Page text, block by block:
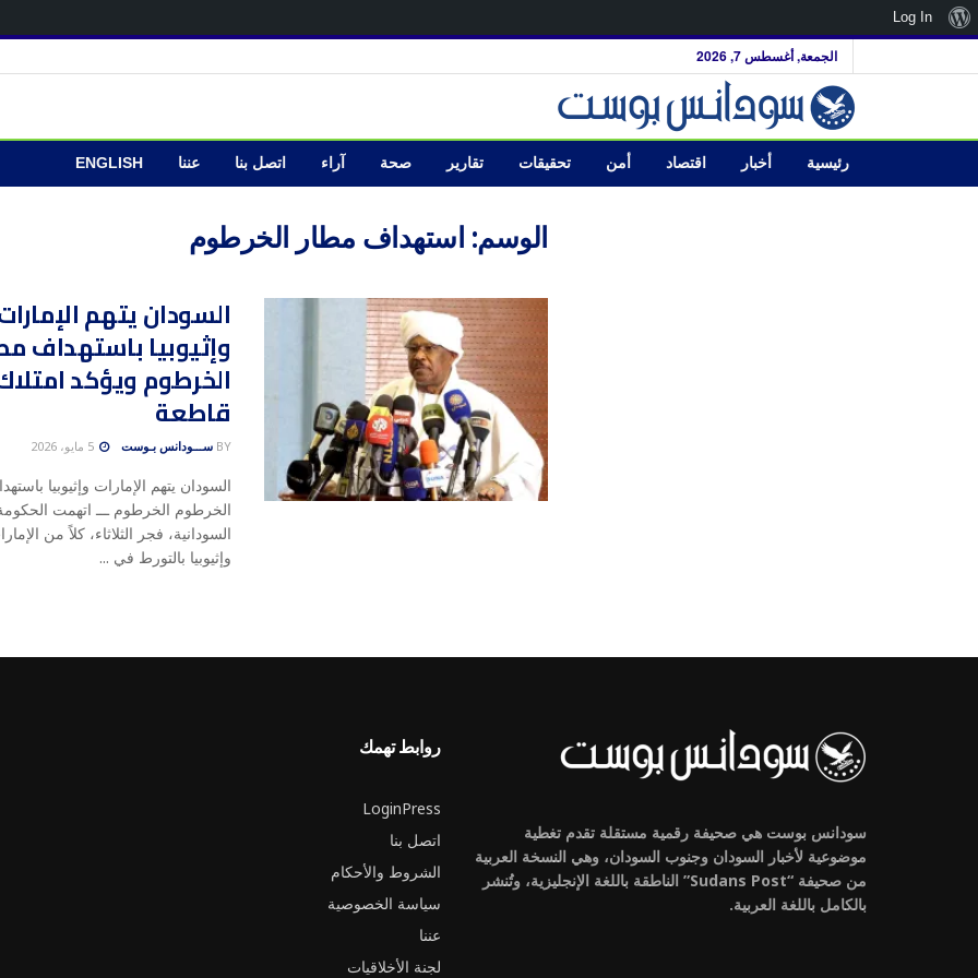
الجمعة, أغسطس 7, 2026
رئيسية أخبار اقتصاد أمن تحقيقات تقارير صحة آراء اتصل بنا عننا ENGLISH
الوسم: استهداف مطار الخرطوم
السودان يتهم
وإثيوبيا باستهداف
الخرطوم ويؤكد
قاطعة
BY ســـودانس بـوست 5 مايو، 2026
السودان يتهم الإمارات وإثيوبيا
الخرطوم الخرطوم ـــ اتهمت
السودانية، فجر الثلاثاء، كلاً من
وإثيوبيا بالتورط في ...
سودانس بوست هي صحيفة رقمية مستقلة تقدم تغطية
موضوعية لأخبار السودان وجنوب السودان، وهي النسخة العربية
من صحيفة “Sudans Post” الناطقة باللغة الإنجليزية، وتُنشر
بالكامل باللغة العربية.
روابط تهمك
LoginPress
اتصل بنا
الشروط والأحكام
سياسة الخصوصية
عننا
لجنة الأخلاقيات
نبذةLog In